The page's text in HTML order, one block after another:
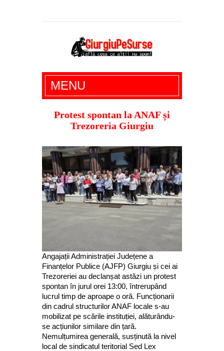
Giurgiu Pe Surse – actualitate giurgiu,
administratie giurgiu, stiri politice, social
economic, editoriale giurgiu, dezvaluiri,
soc, cancan, stiri locale
MENU
Protest spontan la ANAF și
Trezoreria Giurgiu
Angajații Administrației Județene a
Finanțelor Publice (AJFP) Giurgiu și cei ai
Trezoreriei au declanșat astăzi un protest
spontan în jurul orei 13:00, întrerupând
lucrul timp de aproape o oră. Funcționarii
din cadrul structurilor ANAF locale s-au
mobilizat pe scările instituției, alăturându-
se acțiunilor similare din țară.
Nemulțumirea generală, susținută la nivel
local de sindicatul teritorial Sed Lex